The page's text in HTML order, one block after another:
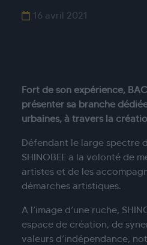
16 avril 2021
Fort de son expérience,
présenter sa branche
urbaines, à travers la
Défendant le large spectre
SHINOBEE a la volonté de
artistes et de les
démarches artistiques.
A l’image d’une ruche,
espace de création, de
valeurs d’indépendance,